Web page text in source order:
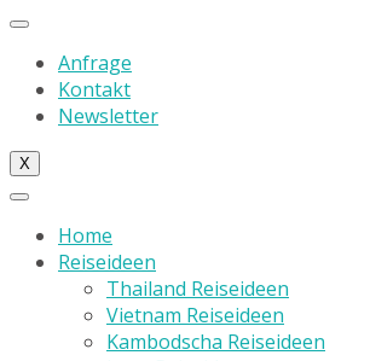
Anfrage
Kontakt
Newsletter
X
Home
Reiseideen
Thailand Reiseideen
Vietnam Reiseideen
Kambodscha Reiseideen